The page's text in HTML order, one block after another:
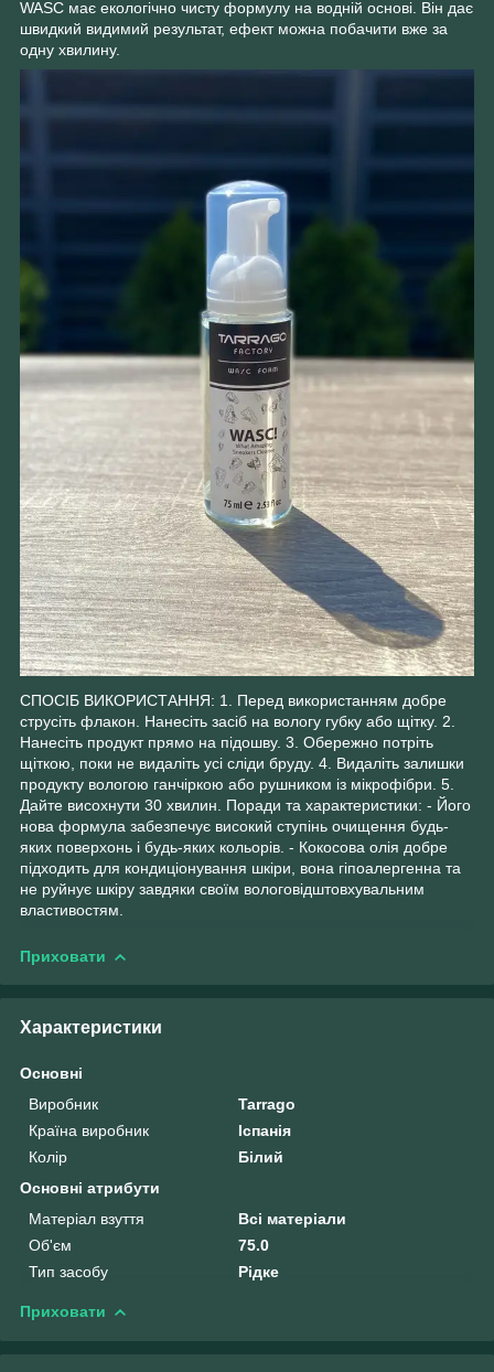
WASC має екологічно чисту формулу на водній основі. Він дає
швидкий видимий результат, ефект можна побачити вже за
одну хвилину.
СПОСІБ ВИКОРИСТАННЯ: 1. Перед використанням добре
струсіть флакон. Нанесіть засіб на вологу губку або щітку. 2.
Нанесіть продукт прямо на підошву. 3. Обережно потріть
щіткою, поки не видаліть усі сліди бруду. 4. Видаліть залишки
продукту вологою ганчіркою або рушником із мікрофібри. 5.
Дайте висохнути 30 хвилин. Поради та характеристики: - Його
нова формула забезпечує високий ступінь очищення будь-
яких поверхонь і будь-яких кольорів. - Кокосова олія добре
підходить для кондиціонування шкіри, вона гіпоалергенна та
не руйнує шкіру завдяки своїм вологовідштовхувальним
властивостям.
Приховати
Характеристики
Основні
Виробник
Tarrago
Країна виробник
Іспанія
Колір
Білий
Основні атрибути
Матеріал взуття
Всі матеріали
Об'єм
75.0
Тип засобу
Рідке
Приховати